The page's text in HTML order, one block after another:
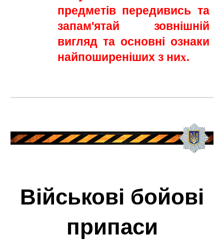
предметів передивись та
запам'ятай зовнішній
вигляд та основні ознаки
найпоширеніших з них.
Військові бойові
припаси